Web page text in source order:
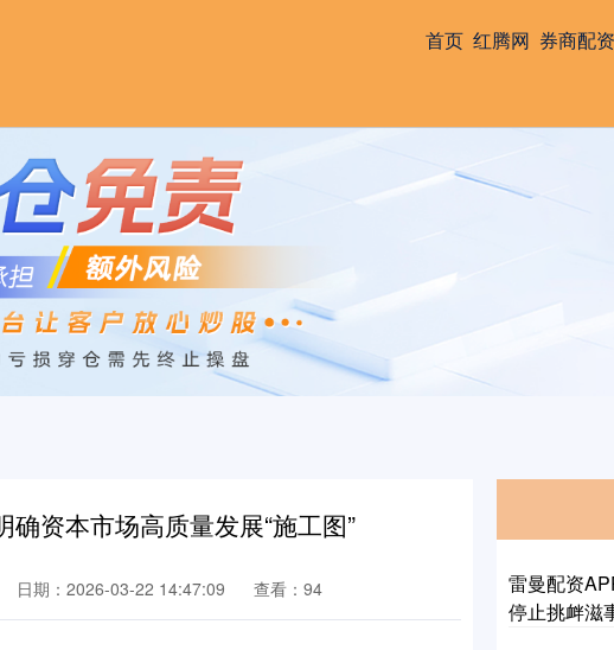
首页 红腾网 券商配资
确资本市场高质量发展“施工图”
日期：2026-03-22 14:47:09 查看：94
雷曼配资
停止挑衅滋